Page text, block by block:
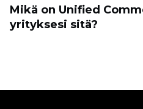
Mikä on Unified
yrityksesi sitä?